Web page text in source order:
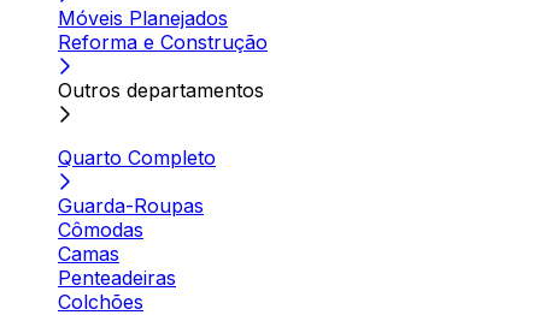
Móveis Planejados
Reforma e Construção
Outros departamentos
Quarto Completo
Guarda-Roupas
Cômodas
Camas
Penteadeiras
Colchões